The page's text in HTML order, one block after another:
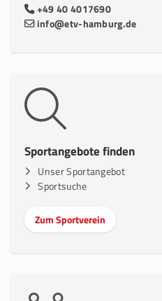
+49 40 4017690
info@etv-hamburg.de
Sportangebote finden
Unser Sportangebot
Sportsuche
Zum Sportverein